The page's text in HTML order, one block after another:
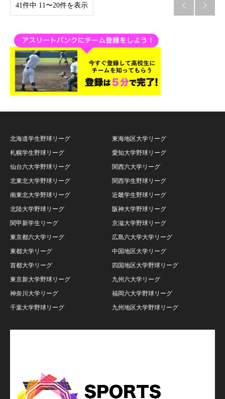
41件中 11〜20件を表示  
北海道学生野球リーグ
札幌学生野球リーグ
仙台六大学野球リーグ
北東北大学野球リーグ
南東北大学野球リーグ
北陸大学野球リーグ
関甲新学生リーグ
東京都六大学リーグ
東都大学リーグ
首都大学リーグ
東京新大学野球リーグ
神奈川大学リーグ
千葉大学野球リーグ
東海地区大学リーグ
愛知大学野球リーグ
関西六大学リーグ
関西学生野球リーグ
近畿学生野球リーグ
阪神大学野球リーグ
京滋大学野球リーグ
広島六大学大学リーグ
中国地区大学リーグ
四国地区大学野球リーグ
九州六大学リーグ
福岡六大学野球リーグ
九州地区大学野球リーグ